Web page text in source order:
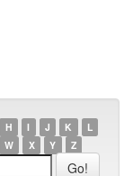
H I J K
L
W X Y Z